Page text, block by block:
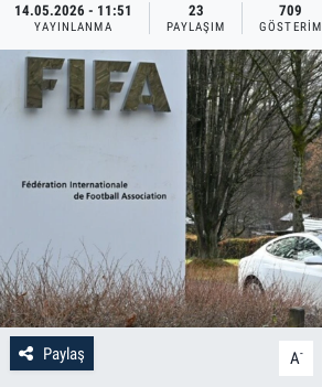
14.05.2026 - 11:51
YAYINLANMA
23
PAYLAŞIM
709
GÖSTERIM
Paylaş A-